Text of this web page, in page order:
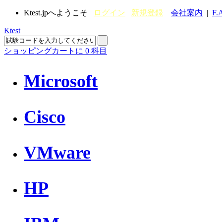
Ktest.jpへようこそ ログイン 新規登録 会社案内 |
Ktest
ショッピングカートに 0 科目
Microsoft
Cisco
VMware
HP